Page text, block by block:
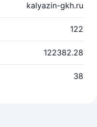
kalyazin-gkh.ru
122
122382.28
38